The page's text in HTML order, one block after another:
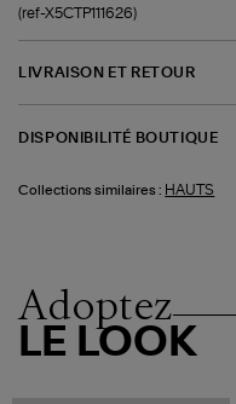
(ref-X5CTP111626)
LIVRAISON ET RETOUR
DISPONIBILITÉ BOUTIQUE
Collections similaires : HAUTS
Adoptez
LE LOOK